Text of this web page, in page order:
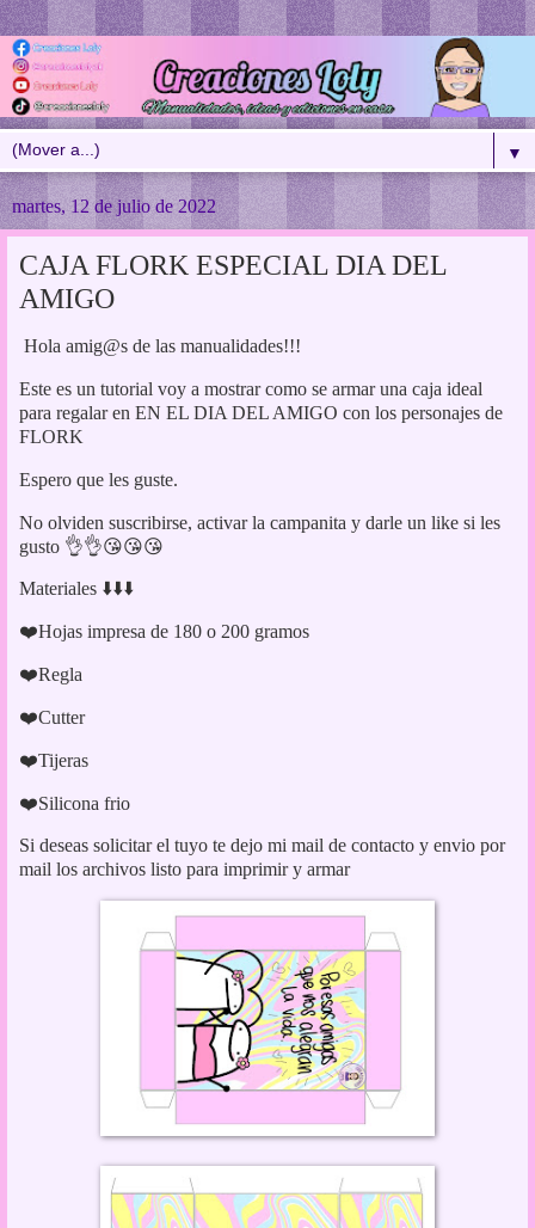
▼
martes, 12 de julio de 2022
CAJA FLORK ESPECIAL DIA DEL
AMIGO
Hola amig@s de las manualidades!!!
Este es un tutorial voy a mostrar como se armar una caja ideal
para regalar en EN EL DIA DEL AMIGO con los personajes de
FLORK
Espero que les guste.
No olviden suscribirse, activar la campanita y darle un like si les
gusto 👌👌😘😘😘
Materiales ⬇️⬇️⬇️
❤️Hojas impresa de 180 o 200 gramos
❤️Regla
❤️Cutter
❤️Tijeras
❤️Silicona frio
Si deseas solicitar el tuyo te dejo mi mail de contacto y envio por
mail los archivos listo para imprimir y armar